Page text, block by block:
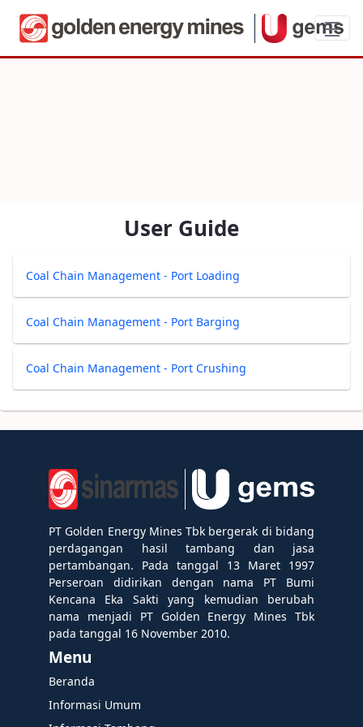
Coal Chain Management - Port
User Guide
Coal Chain Management - Port Loading
Coal Chain Management - Port Barging
Coal Chain Management - Port Crushing
PT Golden Energy Mines Tbk bergerak di bidang
perdagangan hasil tambang dan jasa
pertambangan. Pada tanggal 13 Maret 1997
Perseroan didirikan dengan nama PT Bumi
Kencana Eka Sakti yang kemudian berubah
nama menjadi PT Golden Energy Mines Tbk
pada tanggal 16 November 2010.
Menu
Beranda
Informasi Umum